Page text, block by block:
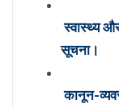
स्वास्थ्य
सूचना।
कानून-